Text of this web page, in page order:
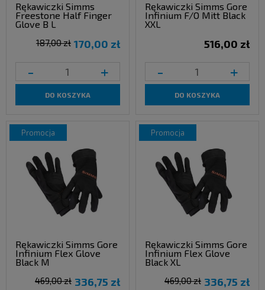
Rękawiczki Simms
Freestone Half Finger
Glove B L
170,00 zł
187,00 zł
- +
DO KOSZYKA
Rękawiczki Simms Gore
Infinium F/O Mitt Black
XXL
516,00 zł
- +
DO KOSZYKA
Rękawiczki Simms Gore
Infinium Flex Glove
Black M
336,75 zł
469,00 zł
promocja
Rękawiczki Simms Gore
Infinium Flex Glove
Black XL
336,75 zł
469,00 zł
promocja